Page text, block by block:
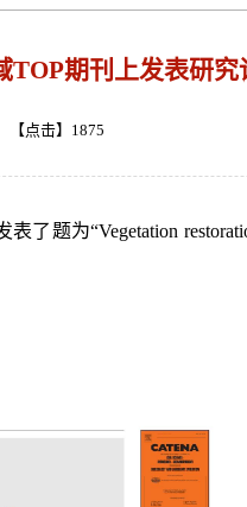
TOP期刊上发表研究
点击】 1875
了题为“Vegetation